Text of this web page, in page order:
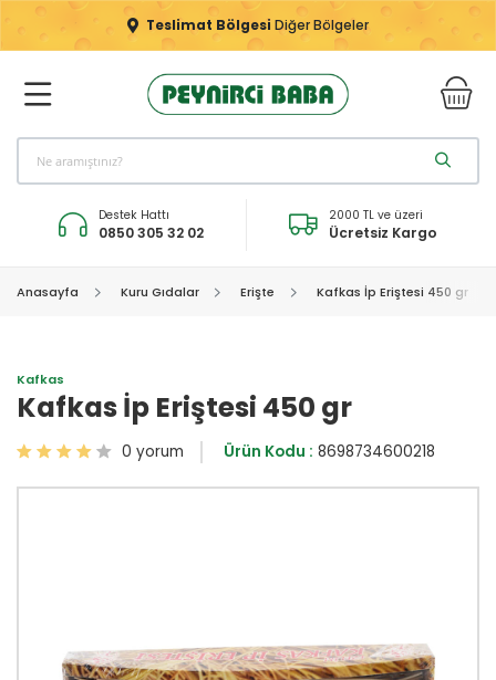
Teslimat Bölgesi Diğer Bölgeler
Destek Hattı
0850 305 32 02
2000 TL ve üzeri
Ücretsiz Kargo
Anasayfa Kuru Gıdalar Erişte Kafkas İp Eriştesi 450 gr
Kafkas
Kafkas İp Eriştesi 450 gr
0 yorum Ürün Kodu : 8698734600218